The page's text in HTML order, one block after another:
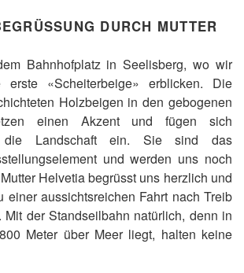
DURCH MUTTER
Bahnhofplatz in Seelisberg, wo wir
«Scheiterbeige» erblicken. Die
Holzbeigen in den gebogenen
einen Akzent und fügen sich
die Landschaft ein. Sie sind das
und werden uns noch
Helvetia begrüsst uns herzlich und
einer aussichtsreichen Fahrt nach Treib
Mit der Standseilbahn natürlich, denn in
Meter über Meer liegt, halten keine